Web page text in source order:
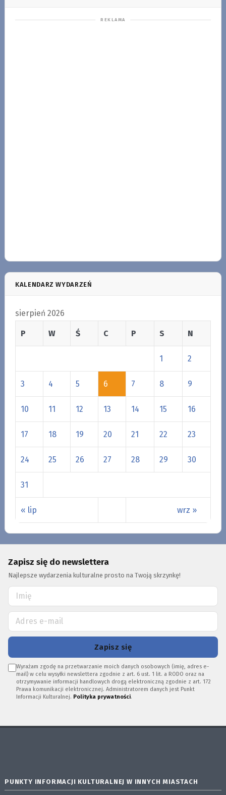
KALENDARZ WYDARZEŃ
sierpień 2026
P W Ś C P S N
« lip wrz »
1 2
3 4 5 6 7 8 9
10 11 12 13 14 15 16
17 18 19 20 21 22 23
24 25 26 27 28 29 30
31
Zapisz się do newslettera
Najlepsze wydarzenia kulturalne prosto na Twoją skrzynkę!
Zapisz się
Wyrażam zgodę na przetwarzanie moich danych osobowych (imię, adres e-
mail) w celu wysyłki newslettera zgodnie z art. 6 ust. 1 lit. a RODO oraz na
otrzymywanie informacji handlowych drogą elektroniczną zgodnie z art. 172
Prawa komunikacji elektronicznej. Administratorem danych jest Punkt
Informacji Kulturalnej. Polityka prywatności.
PUNKTY INFORMACJI KULTURALNEJ W INNYCH MIASTACH